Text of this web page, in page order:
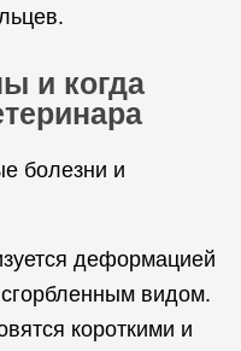
и когда
болезни и
деформацией
сгорбленным видом.
короткими и